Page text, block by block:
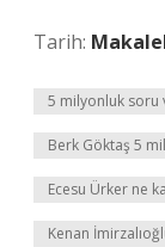
Tarih:
5 milyonluk soru
Berk Göktaş 5
Ecesu Ürker ne
Kenan